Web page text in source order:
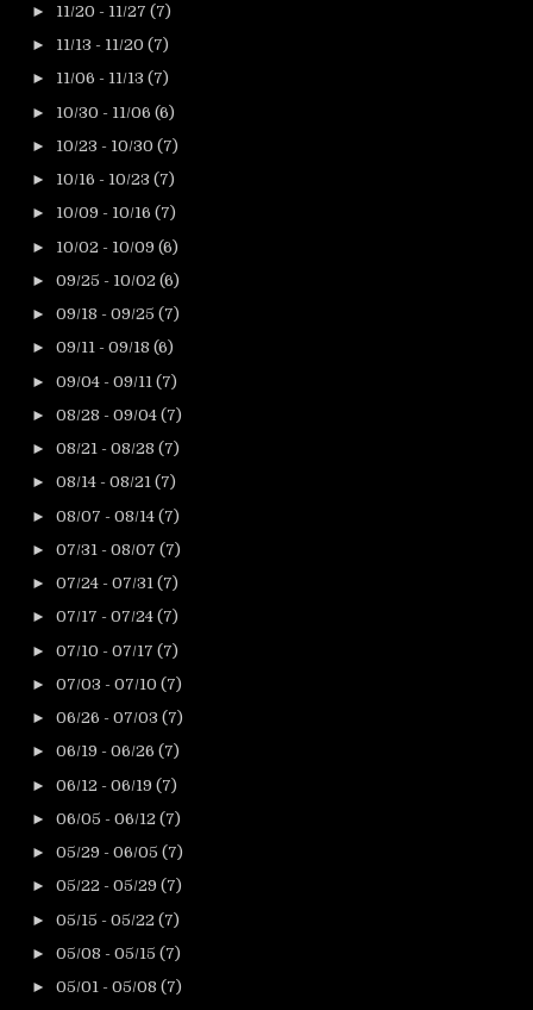
► 11/20 - 11/27 (7)
► 11/13 - 11/20 (7)
► 11/06 - 11/13 (7)
► 10/30 - 11/06 (6)
► 10/23 - 10/30 (7)
► 10/16 - 10/23 (7)
► 10/09 - 10/16 (7)
► 10/02 - 10/09 (6)
► 09/25 - 10/02 (6)
► 09/18 - 09/25 (7)
► 09/11 - 09/18 (6)
► 09/04 - 09/11 (7)
► 08/28 - 09/04 (7)
► 08/21 - 08/28 (7)
► 08/14 - 08/21 (7)
► 08/07 - 08/14 (7)
► 07/31 - 08/07 (7)
► 07/24 - 07/31 (7)
► 07/17 - 07/24 (7)
► 07/10 - 07/17 (7)
► 07/03 - 07/10 (7)
► 06/26 - 07/03 (7)
► 06/19 - 06/26 (7)
► 06/12 - 06/19 (7)
► 06/05 - 06/12 (7)
► 05/29 - 06/05 (7)
► 05/22 - 05/29 (7)
► 05/15 - 05/22 (7)
► 05/08 - 05/15 (7)
► 05/01 - 05/08 (7)